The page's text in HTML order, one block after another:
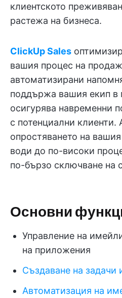
клиентското
растежа на бизнеса.
ClickUp Sales
вашия процес на
автоматизирани
поддържа вашия екип в
осигурява навременни
с потенциални клиенти.
опростяването на
води до по-високи
по-бързо сключване на
Основни
Управление на
на приложения
Създаване на задачи
Автоматизация на